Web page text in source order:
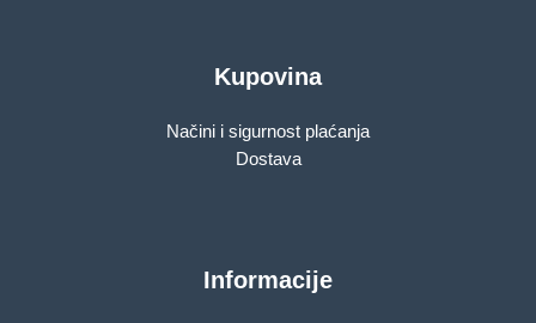
Kupovina
Načini i sigurnost plaćanja
Dostava
Informacije